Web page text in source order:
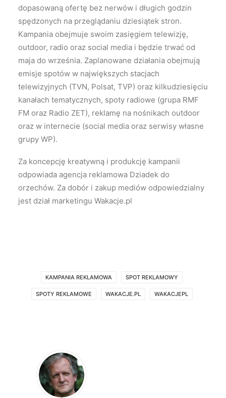
dopasowaną ofertę bez nerwów i długich godzin
spędzonych na przeglądaniu dziesiątek stron.
Kampania obejmuje swoim zasięgiem telewizję,
outdoor, radio oraz social media i będzie trwać od
maja do września. Zaplanowane działania obejmują
emisje spotów w największych stacjach
telewizyjnych (TVN, Polsat, TVP) oraz kilkudziesięciu
kanałach tematycznych, spoty radiowe (grupa RMF
FM oraz Radio ZET), reklamę na nośnikach outdoor
oraz w internecie (social media oraz serwisy własne
grupy WP).
Za koncepcję kreatywną i produkcję kampanii
odpowiada agencja reklamowa Dziadek do
orzechów. Za dobór i zakup mediów odpowiedzialny
jest dział marketingu Wakacje.pl
KAMPANIA REKLAMOWA SPOT REKLAMOWY
SPOTY REKLAMOWE WAKACJE.PL WAKACJEPL